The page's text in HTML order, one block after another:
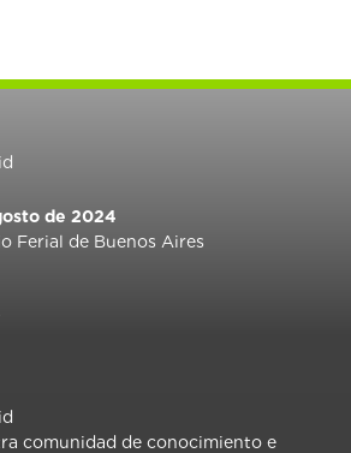
de 2024
Ferial de Buenos Aires
comunidad de conocimiento e